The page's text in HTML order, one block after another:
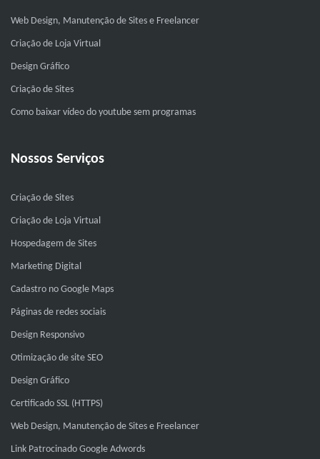
Web Design, Manutenção de Sites e Freelancer
Criação de Loja Virtual
Design Gráfico
Criação de Sites
Como baixar vídeo do youtube sem programas
Nossos Serviços
Criação de Sites
Criação de Loja Virtual
Hospedagem de Sites
Marketing Digital
Cadastro no Google Maps
Páginas de redes sociais
Design Responsivo
Otimização de site SEO
Design Gráfico
Certificado SSL (HTTPS)
Web Design, Manutenção de Sites e Freelancer
Link Patrocinado Google Adwords